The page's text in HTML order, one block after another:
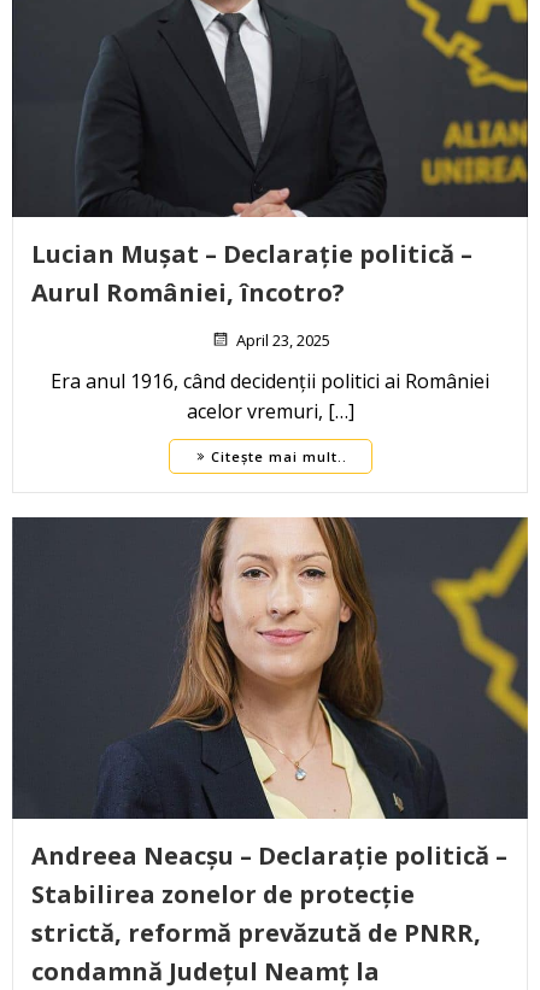
Lucian Mușat – Declarație politică –
Aurul României, încotro?
April 23, 2025
Era anul 1916, când decidenții politici ai României
acelor vremuri, […]
Citește mai mult..
Andreea Neacșu – Declarație politică –
Stabilirea zonelor de protecție
strictă, reformă prevăzută de PNRR,
condamnă Județul Neamț la